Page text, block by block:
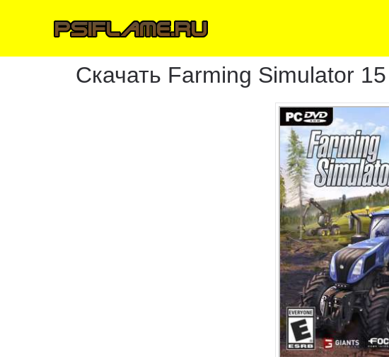
Скачать Farming Simulator 15